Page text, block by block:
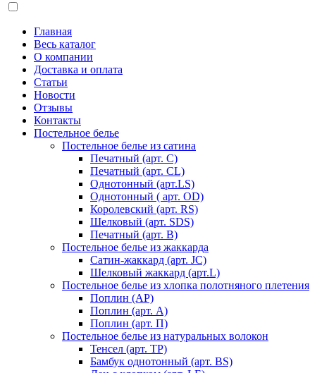
Главная
Весь каталог
О компании
Доставка и оплата
Статьи
Новости
Отзывы
Контакты
Постельное белье
Постельное белье из сатина
Печатный (арт. С)
Печатный (арт. СL)
Однотонный (арт.LS)
Однотонный ( арт. OD)
Королевский (арт. RS)
Шелковый (арт. SDS)
Печатный (арт. В)
Постельное белье из жаккарда
Сатин-жаккард (арт. JC)
Шелковый жаккард (арт.L)
Постельное белье из хлопка полотняного плетения
Поплин (AP)
Поплин (арт. А)
Поплин (арт. П)
Постельное белье из натуральных волокон
Тенсел (арт. ТР)
Бамбук однотонный (арт. BS)